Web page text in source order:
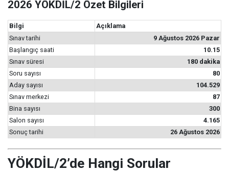
2026 YÖKDİL/2 Özet Bilgileri
Bilgi
Açıklama
Sınav tarihi
9 Ağustos 2026 Pazar
Başlangıç saati
10.15
Sınav süresi
180 dakika
Soru sayısı
80
Aday sayısı
104.529
Sınav merkezi
87
Bina sayısı
300
Salon sayısı
4.165
Sonuç tarihi
26 Ağustos 2026
YÖKDİL/2’de Hangi Sorular